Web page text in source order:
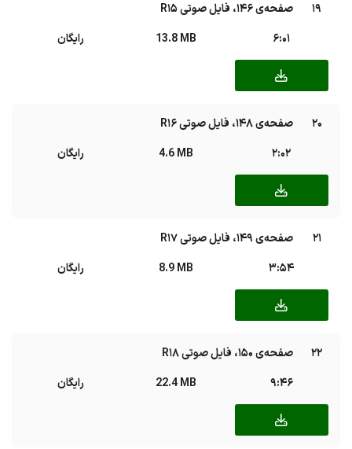
19
صفحه‌ی ۱۴۶، فایل صوتی R15
6:01
13.8 MB رایگان
20
صفحه‌ی ۱۴۸، فایل صوتی R16
2:02
4.6 MB رایگان
21
صفحه‌ی ۱۴۹، فایل صوتی R17
3:54
8.9 MB رایگان
22
صفحه‌ی ۱۵۰، فایل صوتی R18
9:46
22.4 MB رایگان